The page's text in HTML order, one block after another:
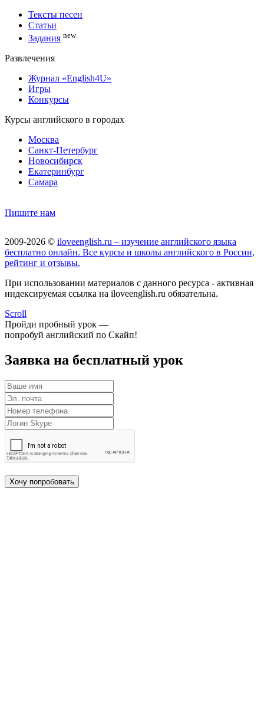
Тексты песен
Статьи
Задания new
Развлечения
Журнал «English4U»
Игры
Конкурсы
Курсы английского в городах
Москва
Санкт-Петербург
Новосибирск
Екатеринбург
Самара
Пишите нам
2009-2026 © iloveenglish.ru – изучение английского языка
бесплатно онлайн. Все курсы и школы английского в России,
рейтинг и отзывы.
При использовании материалов с данного ресурса - активная
индексируемая ссылка на iloveenglish.ru обязательна.
Scroll
Пройди пробный урок —
попробуй английский по Скайп!
Заявка на бесплатный урок